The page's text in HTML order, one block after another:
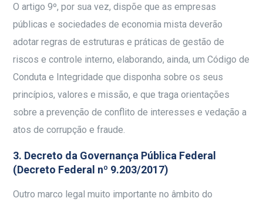
O artigo 9º, por sua vez, dispõe que as empresas
públicas e sociedades de economia mista deverão
adotar regras de estruturas e práticas de gestão de
riscos e controle interno, elaborando, ainda, um Código de
Conduta e Integridade que disponha sobre os seus
princípios, valores e missão, e que traga orientações
sobre a prevenção de conflito de interesses e vedação a
atos de corrupção e fraude.
3. Decreto da Governança Pública Federal
(Decreto Federal nº 9.203/2017)
Outro marco legal muito importante no âmbito do